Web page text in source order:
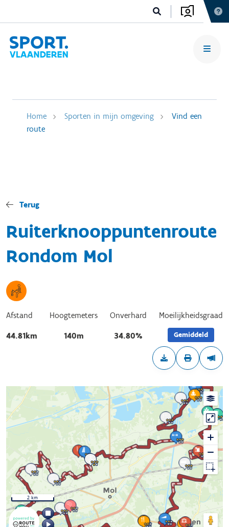
Home Sporten in mijn omgeving
Vind een
route
Terug
Ruiterknooppuntenroute
Rondom Mol
Afstand
44.81km
Hoogtemeters
140m
Onverhard
34.80%
Moeilijkheidsgraad
Gemiddeld
2 km